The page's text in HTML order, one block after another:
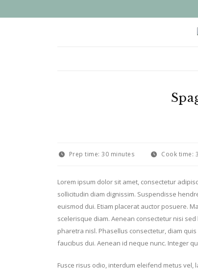
Prep time: 30 minutes Cook time:
Lorem ipsum dolor sit amet, consectetur
sollicitudin diam dignissim. Suspendisse
euismod dui. Etiam placerat auctor posuere.
scelerisque diam. Aenean consectetur nisi
pharetra nisl. Phasellus consectetur, diam
faucibus dui. Aenean id neque nunc. Integer
Fusce risus odio, interdum eleifend metus vel,